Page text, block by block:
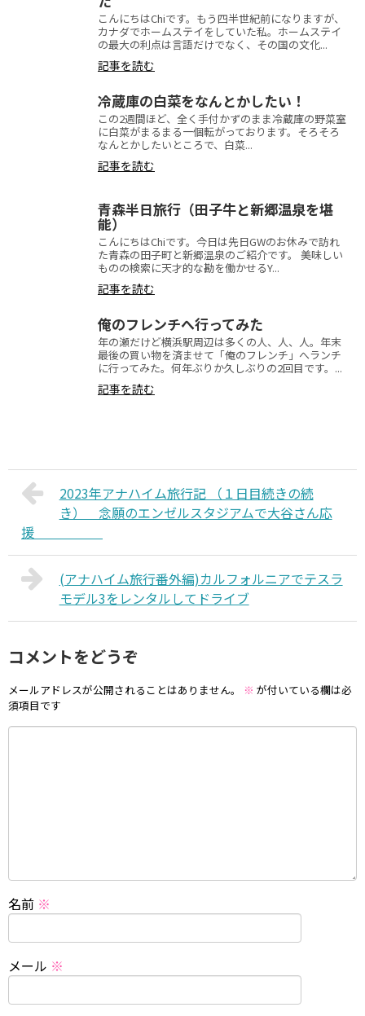
こんにちはChiです。もう四半世紀前になりますが、
カナダでホームステイをしていた私。ホームステイ
の最大の利点は言語だけでなく、その国の文化...
記事を読む
冷蔵庫の白菜をなんとかしたい！
この2週間ほど、全く手付かずのまま冷蔵庫の野菜室
に白菜がまるまる一個転がっております。そろそろ
なんとかしたいところで、白菜...
記事を読む
青森半日旅行（田子牛と新郷温泉を堪
能）
こんにちはChiです。今日は先日GWのお休みで訪れ
た青森の田子町と新郷温泉のご紹介です。 美味しい
ものの検索に天才的な勘を働かせるY...
記事を読む
俺のフレンチへ行ってみた
年の瀬だけど横浜駅周辺は多くの人、人、人。年末
最後の買い物を済ませて「俺のフレンチ」へランチ
に行ってみた。何年ぶりか久しぶりの2回目です。...
記事を読む
2023年アナハイム旅行記 （１日目続きの続
き） 念願のエンゼルスタジアムで大谷さん応
援
(アナハイム旅行番外編)カルフォルニアでテスラ
モデル3をレンタルしてドライブ
コメントをどうぞ
メールアドレスが公開されることはありません。 ※ が付いている欄は必
須項目です
名前 ※
メール ※